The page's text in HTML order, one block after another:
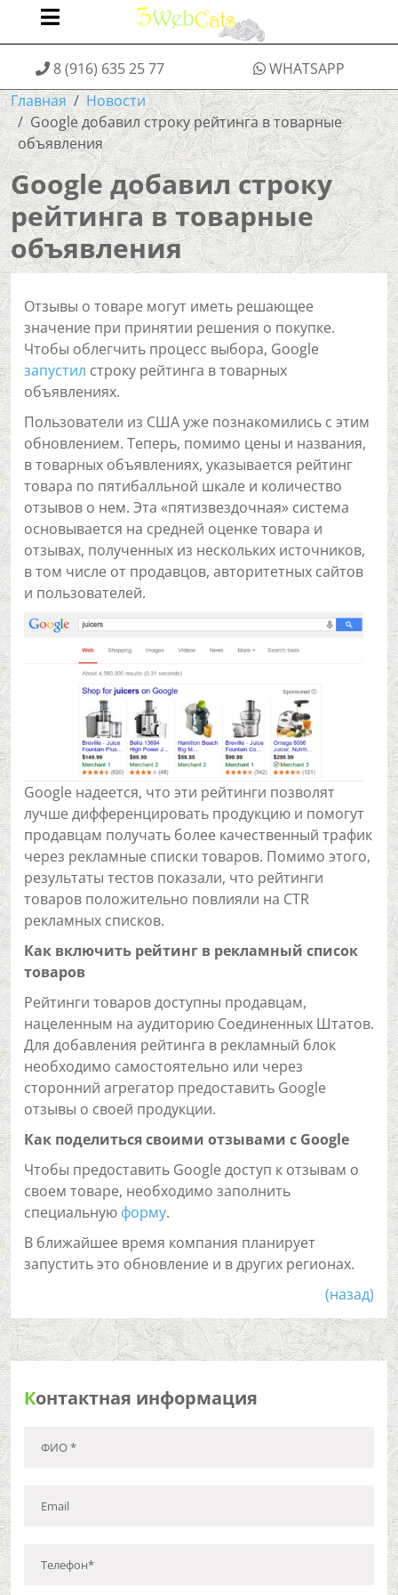
8 (916) 635 25 77
WHATSAPP
Главная
Новости
Google добавил строку рейтинга в товарные
объявления
Google добавил строку
рейтинга в товарные
объявления
Отзывы о товаре могут иметь решающее
значение при принятии решения о покупке.
Чтобы облегчить процесс выбора, Google
запустил строку рейтинга в товарных
объявлениях.
Пользователи из США уже познакомились с этим
обновлением. Теперь, помимо цены и названия,
в товарных объявлениях, указывается рейтинг
товара по пятибалльной шкале и количество
отзывов о нем. Эта «пятизвездочная» система
основывается на средней оценке товара и
отзывах, полученных из нескольких источников,
в том числе от продавцов, авторитетных сайтов
и пользователей.
Google надеется, что эти рейтинги позволят
лучше дифференцировать продукцию и помогут
продавцам получать более качественный трафик
через рекламные списки товаров. Помимо этого,
результаты тестов показали, что рейтинги
товаров положительно повлияли на CTR
рекламных списков.
Как включить рейтинг в рекламный список
товаров
Рейтинги товаров доступны продавцам,
нацеленным на аудиторию Соединенных Штатов.
Для добавления рейтинга в рекламный блок
необходимо самостоятельно или через
сторонний агрегатор предоставить Google
отзывы о своей продукции.
Как поделиться своими отзывами с Google
Чтобы предоставить Google доступ к отзывам о
своем товаре, необходимо заполнить
специальную форму.
В ближайшее время компания планирует
запустить это обновление и в других регионах.
(назад)
Контактная информация
ФИО *
Email
Телефон*